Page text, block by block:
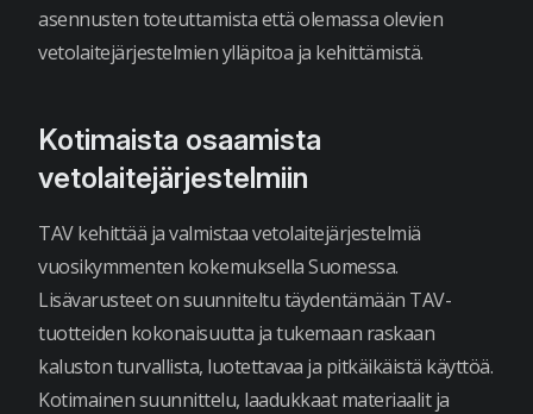
asennusten toteuttamista että olemassa olevien
vetolaitejärjestelmien ylläpitoa ja kehittämistä.
Kotimaista osaamista
vetolaitejärjestelmiin
TAV kehittää ja valmistaa vetolaitejärjestelmiä
vuosikymmenten kokemuksella Suomessa.
Lisävarusteet on suunniteltu täydentämään TAV-
tuotteiden kokonaisuutta ja tukemaan raskaan
kaluston turvallista, luotettavaa ja pitkäikäistä käyttöä.
Kotimainen suunnittelu, laadukkaat materiaalit ja